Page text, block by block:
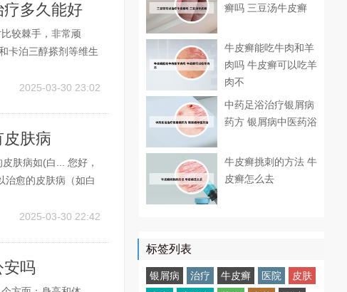
疗多久能好
较棘手，非常顽
卡泊三醇搽剂等维生
维A、环孢素、甲氨
2025-03-30 23:02
肤病
肤病如(白... 您好，
治愈的皮肤病（如白
片，没有影响的。
2025-03-30 22:42
安吗
癣吗 三豆汤牛皮癣
牛皮癣能吃牛肉和羊
肉吗 牛皮癣可以吃羊
肉不
中药足浴治疗银屑病
药方 银屑病中医药浴
牛皮癣挑刺的方法 牛
皮癣怎么去
标签列表
银屑病 治疗 牛皮癣 医院
皮肤